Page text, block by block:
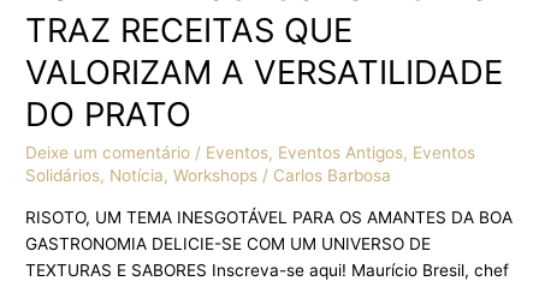
TRAZ RECEITAS QUE
VALORIZAM A VERSATILIDADE
DO PRATO
Deixe um comentário / Eventos, Eventos Antigos, Eventos
Solidários, Notícia,Workshops / Carlos Barbosa
RISOTO, UM TEMA INESGOTÁVEL PARA OS AMANTES DA BOA
GASTRONOMIA DELICIE-SE COM UM UNIVERSO DE
TEXTURAS E SABORES Inscreva-se aqui! Maurício Bresil, chef